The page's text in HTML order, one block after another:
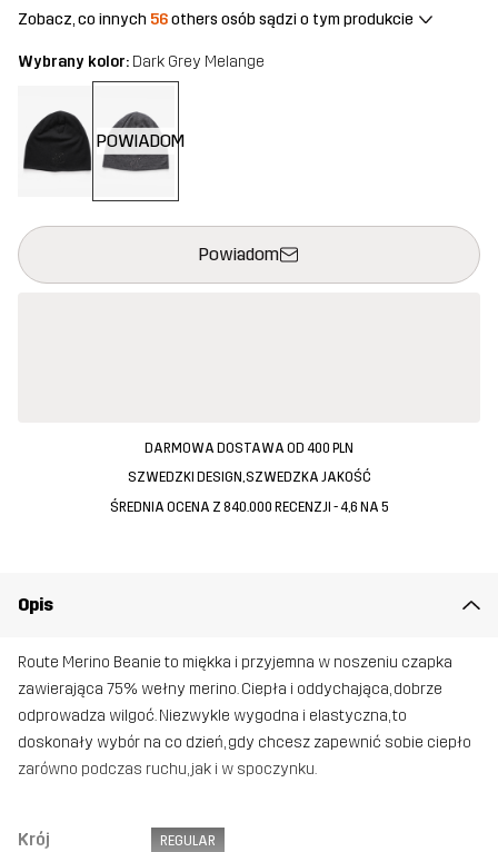
Zobacz, co innych 56others osób sądzi o tym produkcie
Wybrany kolor: Dark Grey Melange
POWIADOM
Powiadom
Ten przycisk otworzy nowe okno, w którym można
{{size}} nie jest dostępny
DARMOWA DOSTAWA OD 400 PLN
SZWEDZKI DESIGN, SZWEDZKA JAKOŚĆ
ŚREDNIA OCENA Z 840.000 RECENZJI - 4,6 NA 5
Opis
Route Merino Beanie to miękka i przyjemna w noszeniu czapka
zawierająca 75% wełny merino. Ciepła i oddychająca, dobrze
odprowadza wilgoć. Niezwykle wygodna i elastyczna, to
doskonały wybór na co dzień, gdy chcesz zapewnić sobie ciepło
zarówno podczas ruchu, jak i w spoczynku.
Krój REGULAR